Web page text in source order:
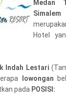
Medan
Hotel
Indah Lestari
lowongan
pada POSISI: